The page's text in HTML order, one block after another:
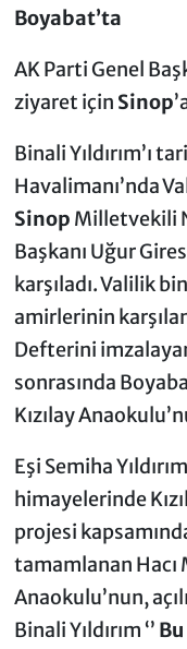
Boyabat’ta
AK Parti Genel
ziyaret için Sinop
Binali Yıldırım’ı
Havalimanı’nda
Sinop Milletvekili
Başkanı Uğur
karşıladı. Valilik
amirlerinin
Defterini
sonrasında
Kızılay
Eşi Semiha
himayelerinde
projesi
tamamlanan Hacı
Anaokulu’nun,
Binali Yıldırım ‘’